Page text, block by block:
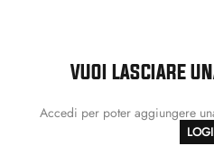
VUOI LASCIARE
Accedi per poter aggiungere